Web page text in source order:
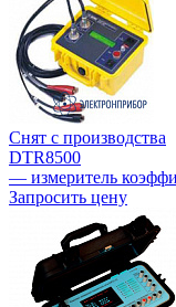
Снят с производства
DTR8500
— измеритель
Запросить цену